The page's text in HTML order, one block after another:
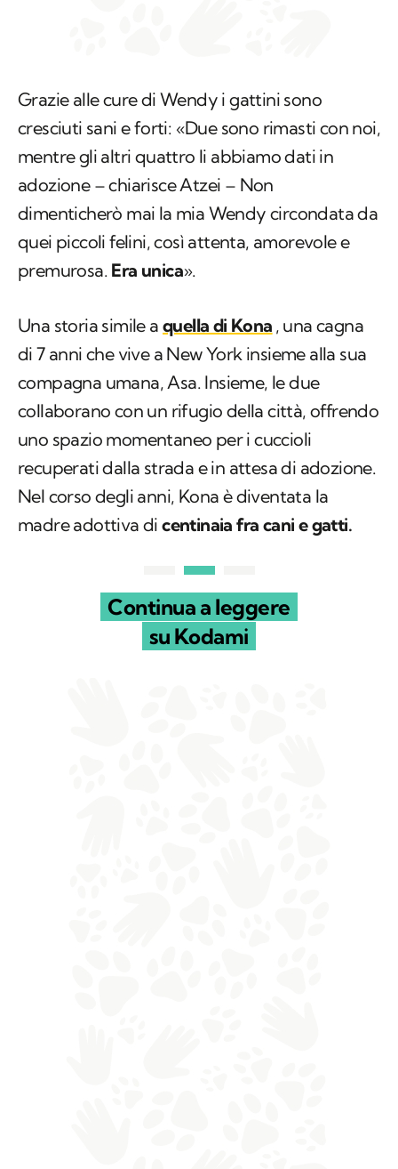
Grazie alle cure di Wendy i gattini sono
cresciuti sani e forti: «Due sono rimasti con noi,
mentre gli altri quattro li abbiamo dati in
adozione – chiarisce Atzei – Non
dimenticherò mai la mia Wendy circondata da
quei piccoli felini, così attenta, amorevole e
premurosa. Era unica».
Una storia simile a quella di Kona , una cagna
di 7 anni che vive a New York insieme alla sua
compagna umana, Asa. Insieme, le due
collaborano con un rifugio della città, offrendo
uno spazio momentaneo per i cuccioli
recuperati dalla strada e in attesa di adozione.
Nel corso degli anni, Kona è diventata la
madre adottiva dicentinaia fra cani e gatti.
Continua a leggere
su Kodami